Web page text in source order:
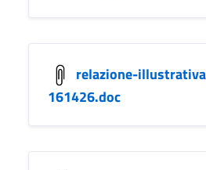
relazione-
161426.doc